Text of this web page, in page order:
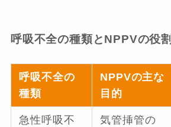
呼吸不全の種類とNPPVの役割
呼吸不全の
種類
NPPVの主な
目的
急性呼吸不
気管挿管の